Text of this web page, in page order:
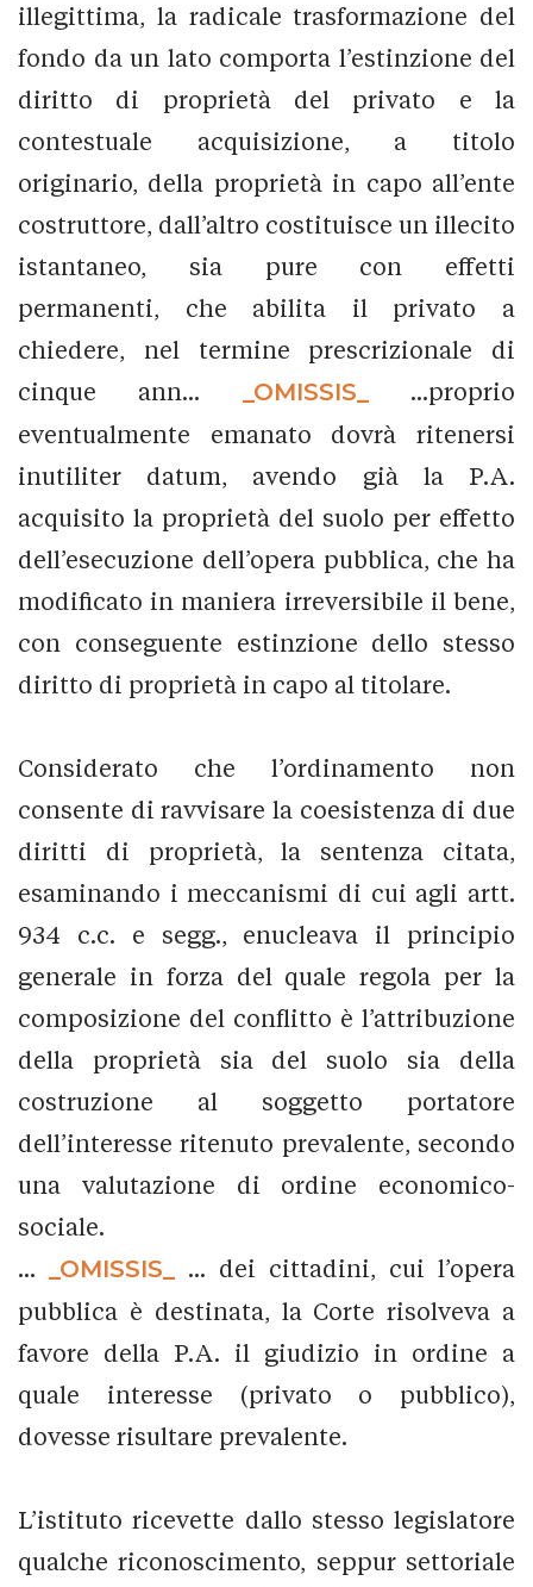
illegittima, la radicale trasformazione del
fondo da un lato comporta l’estinzione del
diritto di proprietà del privato e la
contestuale acquisizione, a titolo
originario, della proprietà in capo all’ente
costruttore, dall’altro costituisce un illecito
istantaneo, sia pure con effetti
permanenti, che abilita il privato a
chiedere, nel termine prescrizionale di
cinque ann...
_OMISSIS_
...proprio
eventualmente emanato dovrà ritenersi
inutiliter datum, avendo già la P.A.
acquisito la proprietà del suolo per effetto
dell’esecuzione dell’opera pubblica, che ha
modificato in maniera irreversibile il bene,
con conseguente estinzione dello stesso
diritto di proprietà in capo al titolare.
Considerato che l’ordinamento non
consente di ravvisare la coesistenza di due
diritti di proprietà, la sentenza citata,
esaminando i meccanismi di cui agli artt.
934 c.c. e segg., enucleava il principio
generale in forza del quale regola per la
composizione del conflitto è l’attribuzione
della proprietà sia del suolo sia della
costruzione al soggetto portatore
dell’interesse ritenuto prevalente, secondo
una valutazione di ordine economico-
sociale.
...
_OMISSIS_
... dei cittadini, cui l’opera
pubblica è destinata, la Corte risolveva a
favore della P.A. il giudizio in ordine a
quale interesse (privato o pubblico),
dovesse risultare prevalente.
L’istituto ricevette dallo stesso legislatore
qualche riconoscimento, seppur settoriale